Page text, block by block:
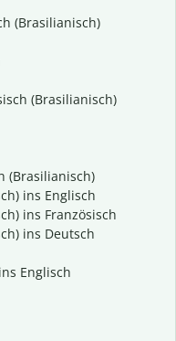
(Brasilianisch)
(Brasilianisch)
(Brasilianisch)
ins Englisch
ins Französisch
ins Deutsch
Englisch